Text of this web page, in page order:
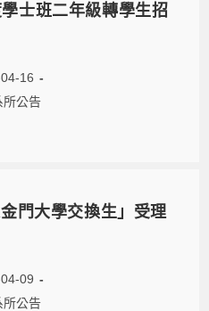
士班二年級轉學生招
16
所公告
金門大學交換生」受理
09
所公告